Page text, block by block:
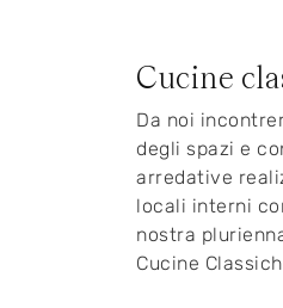
Cucine
Da noi
degli spazi e
arredative
locali interni
nostra
Cucine